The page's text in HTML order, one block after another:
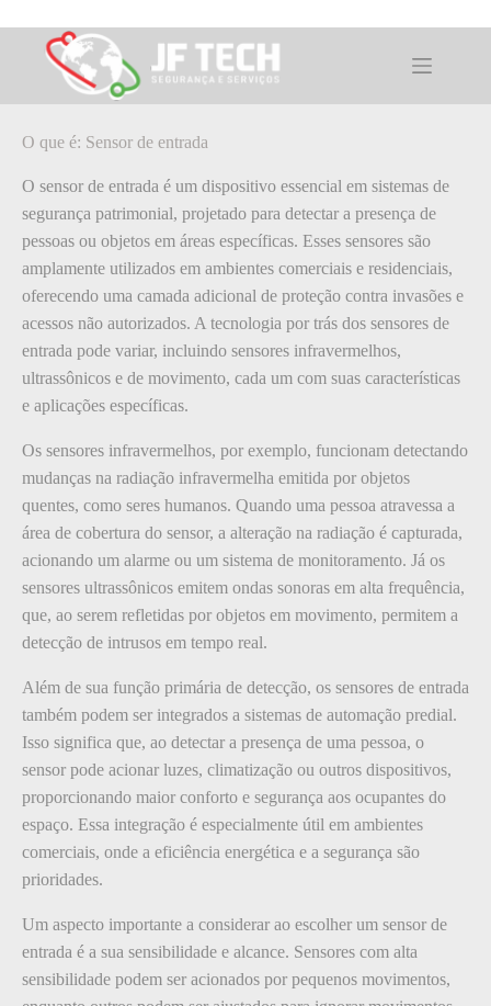
para
conteúdoO que é: Sensor de entrada
O que é: Sensor de entrada
O sensor de entrada é um dispositivo essencial em sistemas de
segurança patrimonial, projetado para detectar a presença de
pessoas ou objetos em áreas específicas. Esses sensores são
amplamente utilizados em ambientes comerciais e residenciais,
oferecendo uma camada adicional de proteção contra invasões e
acessos não autorizados. A tecnologia por trás dos sensores de
entrada pode variar, incluindo sensores infravermelhos,
ultrassônicos e de movimento, cada um com suas características
e aplicações específicas.
Os sensores infravermelhos, por exemplo, funcionam detectando
mudanças na radiação infravermelha emitida por objetos
quentes, como seres humanos. Quando uma pessoa atravessa a
área de cobertura do sensor, a alteração na radiação é capturada,
acionando um alarme ou um sistema de monitoramento. Já os
sensores ultrassônicos emitem ondas sonoras em alta frequência,
que, ao serem refletidas por objetos em movimento, permitem a
detecção de intrusos em tempo real.
Além de sua função primária de detecção, os sensores de entrada
também podem ser integrados a sistemas de automação predial.
Isso significa que, ao detectar a presença de uma pessoa, o
sensor pode acionar luzes, climatização ou outros dispositivos,
proporcionando maior conforto e segurança aos ocupantes do
espaço. Essa integração é especialmente útil em ambientes
comerciais, onde a eficiência energética e a segurança são
prioridades.
Um aspecto importante a considerar ao escolher um sensor de
entrada é a sua sensibilidade e alcance. Sensores com alta
sensibilidade podem ser acionados por pequenos movimentos,